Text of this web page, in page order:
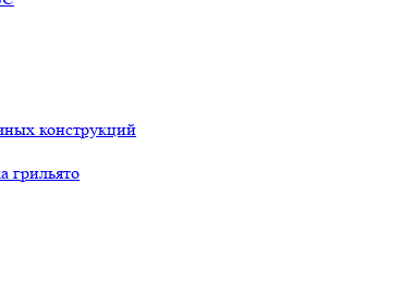
конструкций
грильято